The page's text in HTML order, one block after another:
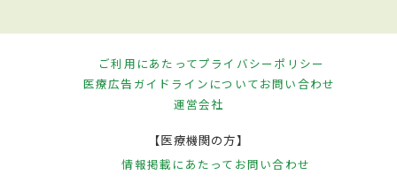
ご利用にあたってプライバシーポリシー
医療広告ガイドラインについてお問い合わせ
運営会社
【医療機関の方】
情報掲載にあたって お問い合わせ